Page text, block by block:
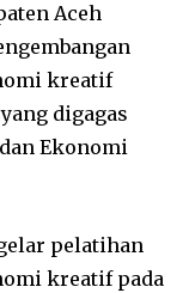
Aceh
kreatif
digagas
Ekonomi
pelatihan
kreatif pada